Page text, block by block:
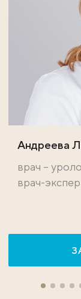
Андреева
врач –
врач-